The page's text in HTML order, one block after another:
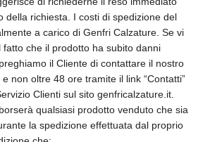
della richiesta. I costi di spedizione del
a carico di Genfri Calzature. Se vi
che il prodotto ha subito danni
il Cliente di contattare il nostro
non oltre 48 ore tramite il link “Contatti”
Clienti sul sito genfricalzature.it.
qualsiasi prodotto venduto che sia
la spedizione effettuata dal proprio